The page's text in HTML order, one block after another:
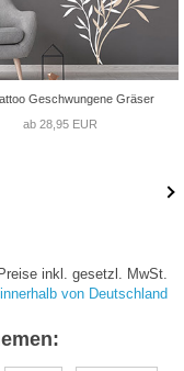
Geschwungene Gräser
ab 28,95 EUR
inkl. gesetzl. MwSt.
von Deutschland